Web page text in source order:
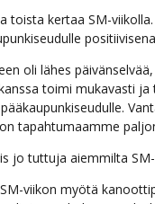
toista kertaa SM-viikolla.
oli lähes
toimi mukavasti
tapahtumaamme
jo tuttuja aiemmilta
viikon myötä